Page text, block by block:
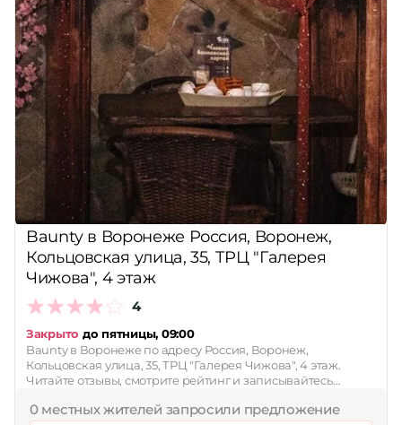
Baunty в Воронеже Россия, Воронеж,
Кольцовская улица, 35, ТРЦ "Галерея
Чижова", 4 этаж
4
Закрыто до пятницы, 09:00
Baunty в Воронеже по адресу Россия, Воронеж,
Кольцовская улица, 35, ТРЦ "Галерея Чижова", 4 этаж.
Читайте отзывы, смотрите рейтинг и записывайтесь…
0 местных жителей запросили предложение